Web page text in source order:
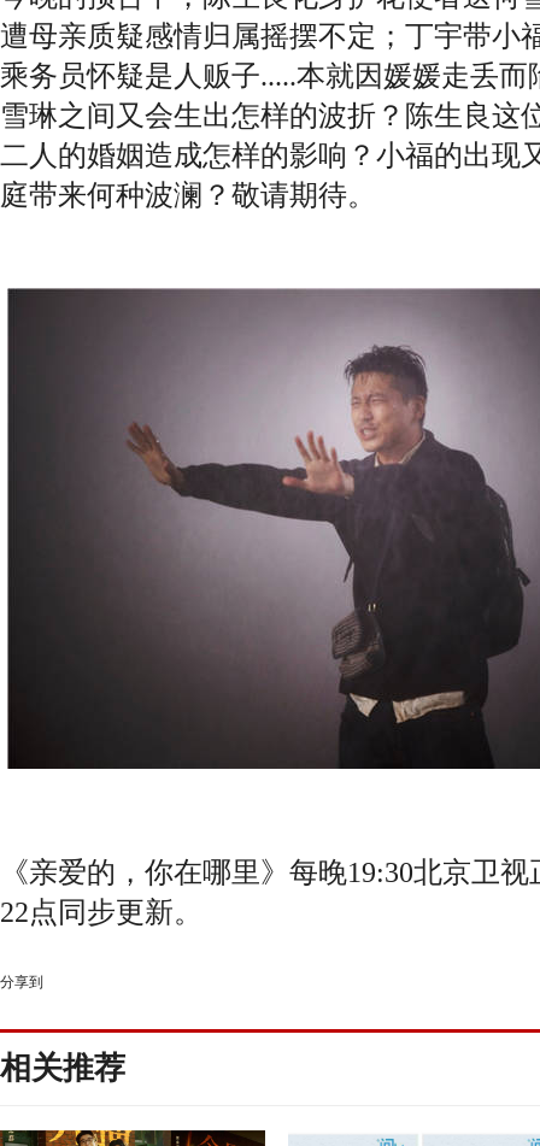
遭母亲质疑感情归属摇摆不定；丁宇带小
乘务员怀疑是人贩子.....本就因媛媛走丢
雪琳之间又会生出怎样的波折？陈生良这
二人的婚姻造成怎样的影响？小福的出现
庭带来何种波澜？敬请期待。
《亲爱的，你在哪里》每晚19:30北京卫
22点同步更新。
分享到
相关推荐